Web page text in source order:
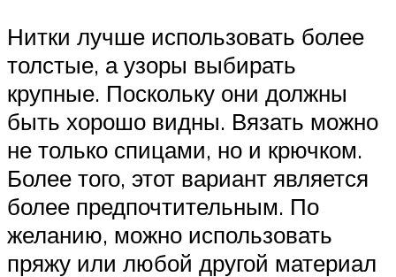
Нитки лучше использовать более
толстые, а узоры выбирать
крупные. Поскольку они должны
быть хорошо видны. Вязать можно
не только спицами, но и крючком.
Более того, этот вариант является
более предпочтительным. По
желанию, можно использовать
пряжу или любой другой материал